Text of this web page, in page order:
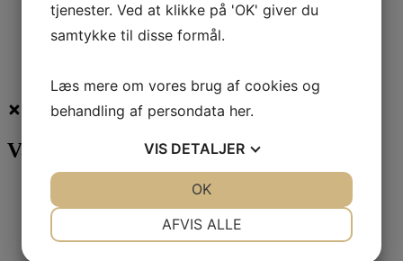
Væger på fod, 35 mm, TL 21,
paraffin, 100 stk
35,00 kr.
Varekategorier
Alle produkter
Bloklys og figurlys
tjenester. Ved at klikke på 'OK' giver du
samtykke til disse formål.
Læs mere om vores brug af cookies og
behandling af persondata her.
VIS DETALJER
AFVIS ALLE
OK